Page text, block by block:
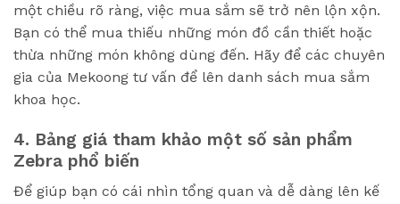
một chiều rõ ràng, việc mua sắm sẽ trở nên lộn xộn.
Bạn có thể mua thiếu những món đồ cần thiết hoặc
thừa những món không dùng đến. Hãy để các chuyên
gia của Mekoong tư vấn để lên danh sách mua sắm
khoa học.
4. Bảng giá tham khảo một số sản phẩm
Zebra phổ biến
Để giúp bạn có cái nhìn tổng quan và dễ dàng lên kế